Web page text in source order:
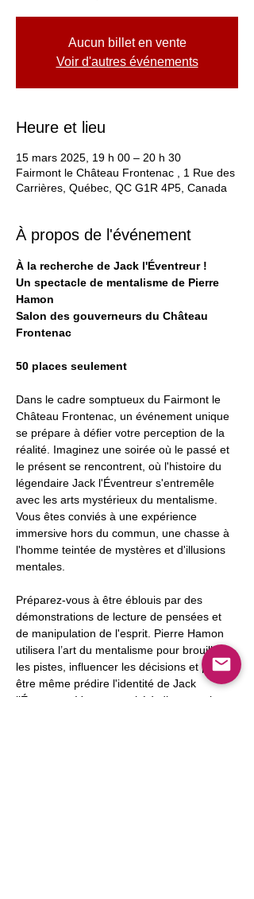
Aucun billet en vente
Voir d'autres événements
Heure et lieu
15 mars 2025, 19 h 00 – 20 h 30
Fairmont le Château Frontenac , 1 Rue des
Carrières, Québec, QC G1R 4P5, Canada
À propos de l'événement
À la recherche de Jack l'Éventreur !
Un spectacle de mentalisme de Pierre
Hamon
Salon des gouverneurs du Château
Frontenac
50 places seulement
Dans le cadre somptueux du Fairmont le
Château Frontenac, un événement unique
se prépare à défier votre perception de la
réalité. Imaginez une soirée où le passé et
le présent se rencontrent, où l'histoire du
légendaire Jack l'Éventreur s'entremêle
avec les arts mystérieux du mentalisme.
Vous êtes conviés à une expérience
immersive hors du commun, une chasse à
l'homme teintée de mystères et d'illusions
mentales.
Préparez-vous à être éblouis par des
démonstrations de lecture de pensées et
de manipulation de l'esprit. Pierre Hamon
utilisera l’art du mentalisme pour brouiller
les pistes, influencer les décisions et peut-
être même prédire l'identité de Jack
l’Éventreur. Votre capacité à discerner le